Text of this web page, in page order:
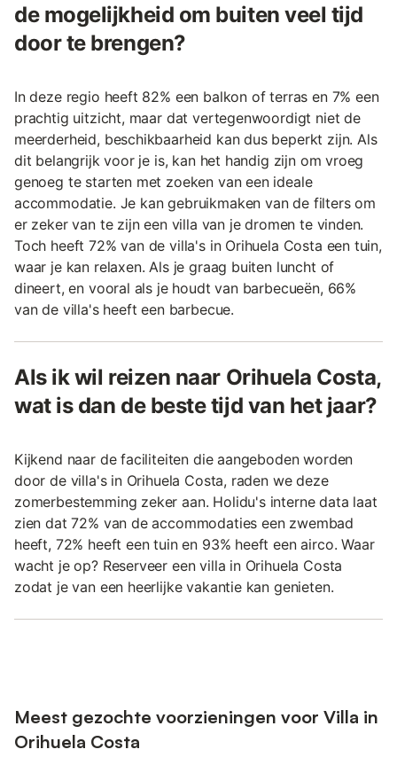
de mogelijkheid om buiten veel tijd
door te brengen?
In deze regio heeft 82% een balkon of terras en 7% een
prachtig uitzicht, maar dat vertegenwoordigt niet de
meerderheid, beschikbaarheid kan dus beperkt zijn. Als
dit belangrijk voor je is, kan het handig zijn om vroeg
genoeg te starten met zoeken van een ideale
accommodatie. Je kan gebruikmaken van de filters om
er zeker van te zijn een villa van je dromen te vinden.
Toch heeft 72% van de villa's in Orihuela Costa een tuin,
waar je kan relaxen. Als je graag buiten luncht of
dineert, en vooral als je houdt van barbecueën, 66%
van de villa's heeft een barbecue.
Als ik wil reizen naar Orihuela Costa,
wat is dan de beste tijd van het jaar?
Kijkend naar de faciliteiten die aangeboden worden
door de villa's in Orihuela Costa, raden we deze
zomerbestemming zeker aan. Holidu's interne data laat
zien dat 72% van de accommodaties een zwembad
heeft, 72% heeft een tuin en 93% heeft een airco. Waar
wacht je op? Reserveer een villa in Orihuela Costa
zodat je van een heerlijke vakantie kan genieten.
Meest gezochte voorzieningen voor Villa in
Orihuela Costa